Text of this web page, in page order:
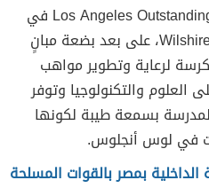
تقع مدرسة Los Angeles Outstanding Student School في
موقع متميز للغاية، في Wilshire Blvd، على بعد بضعة مبانٍ
لرعاية وتطوير مواهب
العلوم والتكنولوجيا وتوفر
بسمعة طيبة لكونها
في لوس أنجلوس.
بمصر بالقوات المسلحة